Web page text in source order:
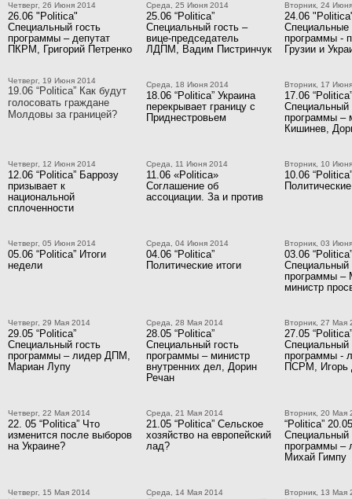
Четверг, 26 Июня 2014
26.06 "Politica"
Специальный гость
программы – депутат
ПКРМ, Григорий Петренко
Среда, 25 Июня 2014
25.06 “Politica”
Специальный гость –
вице-председатель
ЛДПМ, Вадим Пистринчук
Вторник, 24
24.06
Специальные
программы -
Грузии и
Четверг, 19 Июня 2014
19.06 “Politica” Как будут
голосовать граждане
Молдовы за границей?
Среда, 18 Июня 2014
18.06 “Politica” Украина
перекрывает границу с
Приднестровьем
Вторник, 17
17.06 “Politica”
Специальный
программы –
Кишинев,
Четверг, 12 Июня 2014
12.06 “Politica” Баррозу
призывает к
национальной
сплоченности
Среда, 11 Июня 2014
11.06 «Politica»
Соглашение об
ассоциации. За и против
Вторник, 10
10.06 “Politica”
Четверг, 05 Июня 2014
05.06 “Politica” Итоги
недели
Среда, 04 Июня 2014
04.06 “Politica”
Политические итоги
Вторник, 03
03.06 “Politica”
Специальный
программы –
министр
Четверг, 29 Мая 2014
29.05 “Politica”
Специальный гость
программы – лидер ДПМ,
Мариан Лупу
Среда, 28 Мая 2014
28.05 “Politica”
Специальный гость
программы – министр
внутренних дел, Дорин
Речан
Вторник, 27 Мая
27.05 “Politica”
Специальный
программы -
ПСРМ, Игорь
Четверг, 22 Мая 2014
22. 05 “Politica” Что
изменится после выборов
на Украине?
Среда, 21 Мая 2014
21.05 “Politica” Сельское
хозяйство на европейский
лад?
Вторник, 20 Мая
“Politica” 20.05
Специальный
программы –
Михай Гимпу
Четверг, 15 Мая 2014 Среда, 14 Мая 2014 Вторник, 13 Мая